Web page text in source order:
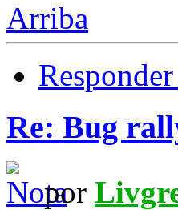
Arriba
Re: Bug
por